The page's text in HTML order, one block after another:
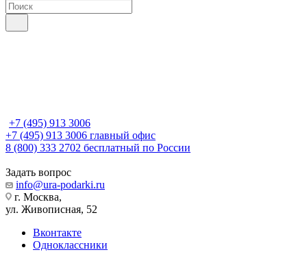
+7 (495) 913 3006
+7 (495) 913 3006 главный офис
8 (800) 333 2702 бесплатный по России
Задать вопрос
info@ura-podarki.ru
г. Москва,
ул. Живописная, 52
Вконтакте
Одноклассники